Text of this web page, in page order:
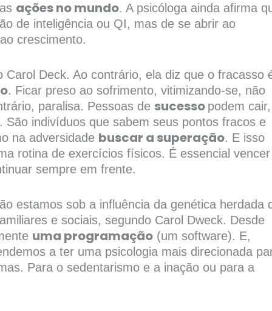
ações no mundo. A psicóloga ainda afirma
de inteligência ou QI, mas de se abrir ao
crescimento.
Deck. Ao contrário, ela diz que o fracasso
. Ficar preso ao sofrimento, vitimizando-se, não
paralisa. Pessoas de sucesso podem cair,
indivíduos que sabem seus pontos fracos e
na adversidade buscar a superação. E isso
rotina de exercícios físicos. É essencial vencer
sempre em frente.
estamos sob a influência da genética herdada
e sociais, segundo Carol Dweck. Desde
uma programação (um software). E,
a ter uma psicologia mais direcionada
Para o sedentarismo e a inação ou para a